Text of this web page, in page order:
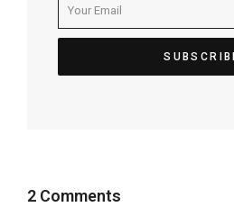
2 Comments